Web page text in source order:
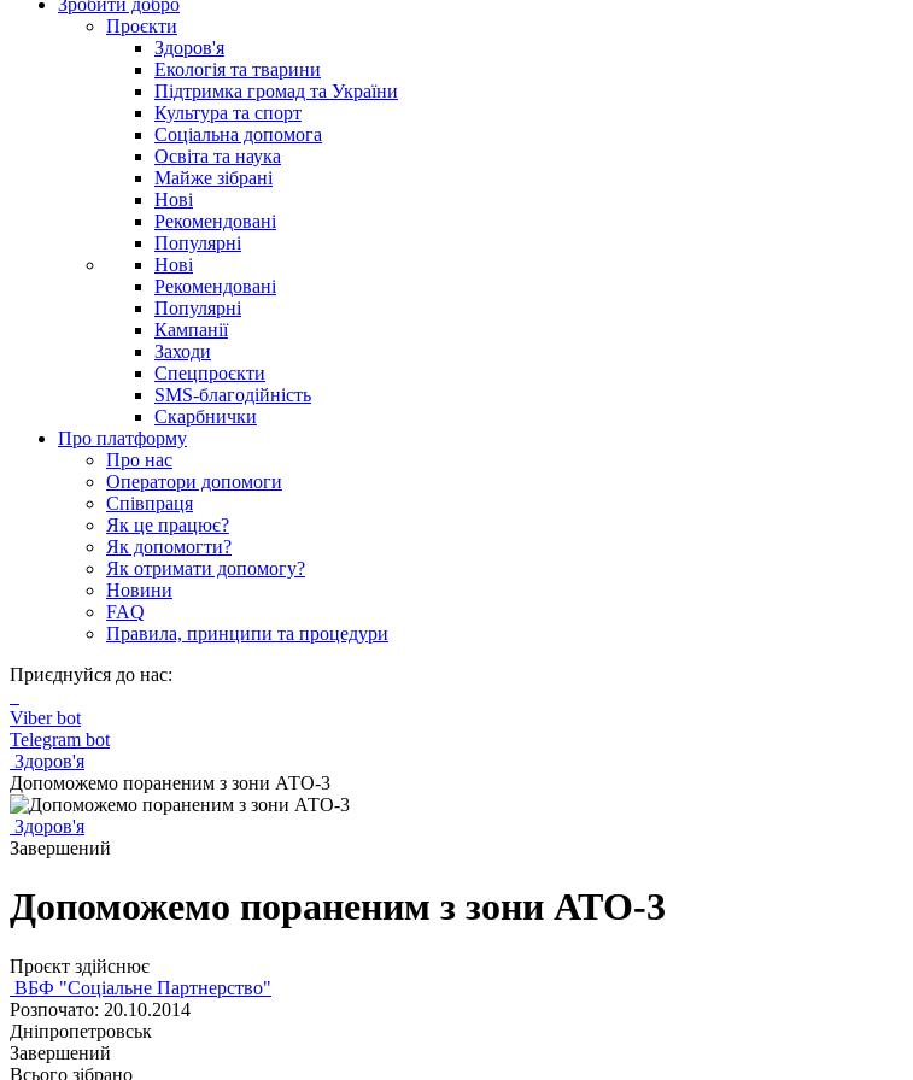
Зробити добро
Проєкти
Здоров'я
Екологія та тварини
Підтримка громад та України
Культура та спорт
Соціальна допомога
Освіта та наука
Майже зібрані
Нові
Рекомендовані
Популярні
Нові
Рекомендовані
Популярні
Кампанії
Заходи
Спецпроєкти
SMS-благодійність
Скарбнички
Про платформу
Про нас
Оператори допомоги
Співпраця
Як це працює?
Як допомогти?
Як отримати допомогу?
Новини
FAQ
Правила, принципи та процедури
Приєднуйся до нас:
Viber bot
Telegram bot
Здоров'я
Допоможемо пораненим з зони АТО-3
Здоров'я
Завершений
Допоможемо пораненим з зони АТО-3
Проєкт здійснює
ВБФ "Соціальне Партнерство"
Розпочато: 20.10.2014
Дніпропетровськ
Завершений
Всього зібрано